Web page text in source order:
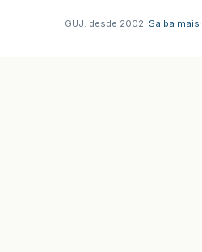
GUJ: desde 2002. Saiba mais